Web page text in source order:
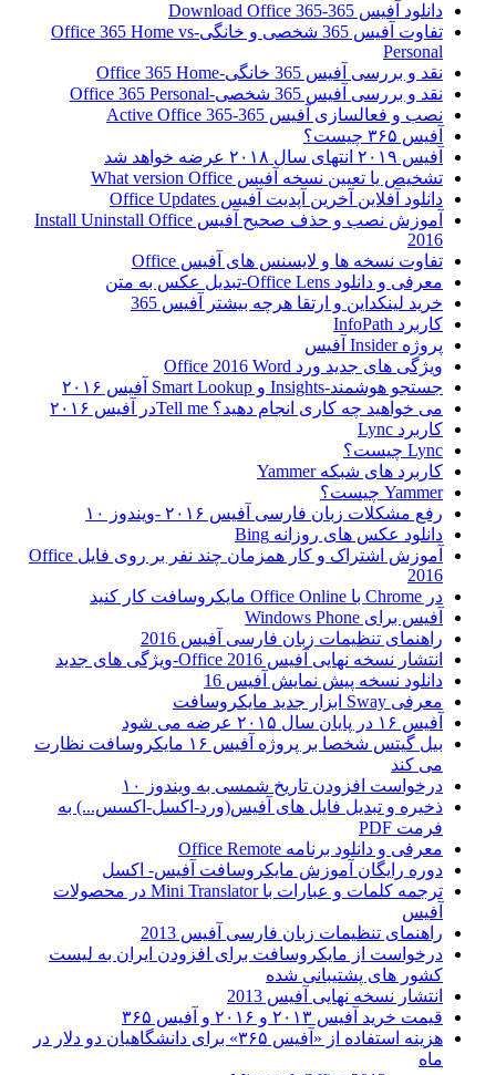
دانلود آفیس 365-Download Office 365
تفاوت آفیس 365 شخصی و خانگی-Office 365 Home vs
Personal
نقد و بررسی آفیس 365 خانگی-Office 365 Home
نقد و بررسی آفیس 365 شخصی-Office 365 Personal
نصب و فعالسازی آفیس 365-Active Office 365
آفیس ۳۶۵ چیست؟
آفیس ۲۰۱۹ انتهای سال ۲۰۱۸ عرضه خواهد شد
تشخیص یا تعیین نسخه آفیس What version Office
دانلود آفلاین آخرین آپدیت آفیس Office Updates
آموزش نصب و حذف صحیح آفیس Install Uninstall Office
2016
تفاوت نسخه ها و لایسنس های آفیس Office
معرفی و دانلود Office Lens-تبدیل عکس به متن
خرید لینکداین و ارتقا هرچه بیشتر آفیس 365
کاربرد InfoPath
پروژه Insider آفیس
ویژگی های جدید ورد Office 2016 Word
جستجو هوشمند-Insights و Smart Lookup آفیس ۲۰۱۶
می خواهید چه کاری انجام دهید؟ Tell meدر آفیس ۲۰۱۶
کاربرد Lync
Lync چیست؟
کاربرد های شبکه Yammer
Yammer چیست؟
رفع مشکلات زبان فارسی آفیس ۲۰۱۶ -ویندوز ۱۰
دانلود عکس های روزانه Bing
آموزش اشتراک و کار همزمان چند نفر بر روی فایل Office
2016
در Chrome با Office Online مایکروسافت کار کنید
آفیس برای Windows Phone
راهنمای تنظیمات زبان فارسی آفیس 2016
انتشار نسخه نهایی آفیس Office 2016-ویژگی های جدید
دانلود نسخه پیش نمایش آفیس 16
معرفی Sway ابزار جدید مایکروسافت
آفیس ۱۶ در پایان سال ۲۰۱۵ عرضه می شود
بیل گیتس شخصا بر پروژه آفیس ۱۶ مایکروسافت نظارت
می کند
درخواست افزودن تاریخ شمسی به ویندوز ۱۰
ذخیره و تبدیل فایل های آفیس(ورد-اکسل-اکسس...) به
فرمت PDF
معرفی و دانلود برنامه Office Remote
دوره رایگان آموزش مایکروسافت آفیس- اکسل
ترجمه کلمات و عبارات با Mini Translator در محصولات
آفیس
راهنمای تنظیمات زبان فارسی آفیس 2013
درخواست از مایکروسافت برای افزودن ایران به لیست
کشور های پشتیبانی شده
انتشار نسخه نهایی آفیس 2013
قیمت خرید آفیس ۲۰۱۳ و ۲۰۱۶ و آفیس ۳۶۵
هزینه استفاده از «آفیس ۳۶۵» برای دانشگاهیان دو دلار در
ماه